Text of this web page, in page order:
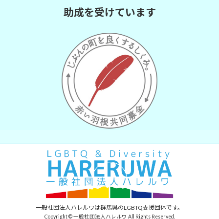
助成を受けています
一般社団法人ハレルワは群馬県のLGBTQ支援団体です。
Copyright © 一般社団法人ハレルワ All Rights Reserved.